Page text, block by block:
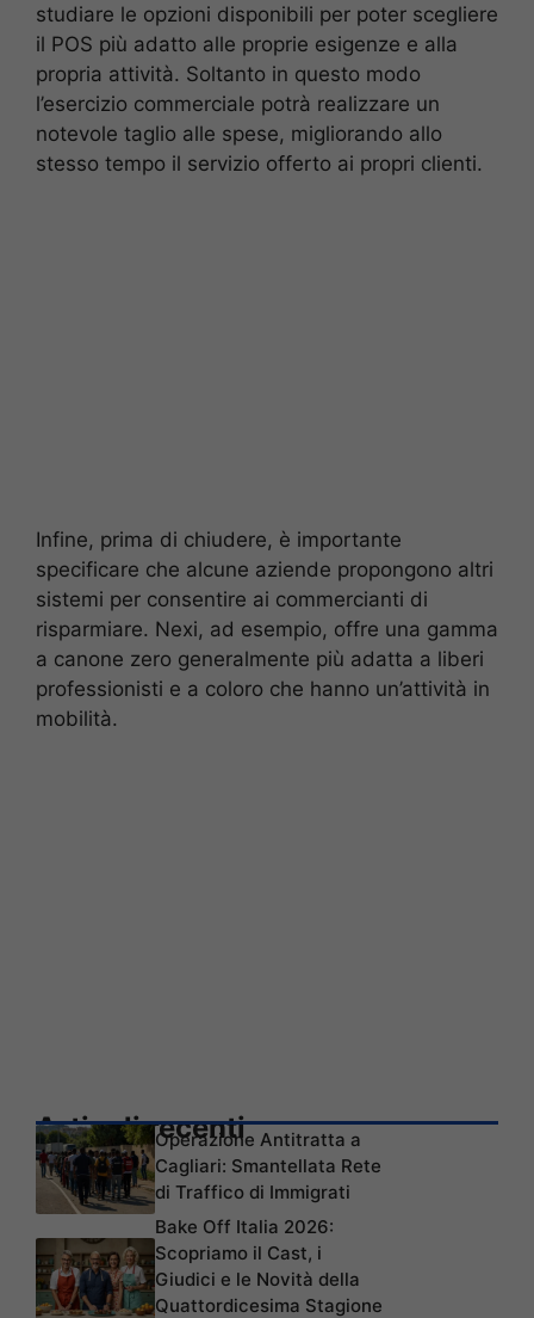
studiare le opzioni disponibili per poter scegliere
il POS più adatto alle proprie esigenze e alla
propria attività. Soltanto in questo modo
l’esercizio commerciale potrà realizzare un
notevole taglio alle spese, migliorando allo
stesso tempo il servizio offerto ai propri clienti.
Infine, prima di chiudere, è importante
specificare che alcune aziende propongono altri
sistemi per consentire ai commercianti di
risparmiare. Nexi, ad esempio, offre una gamma
a canone zero generalmente più adatta a liberi
professionisti e a coloro che hanno un’attività in
mobilità.
Articoli recentiOperazione Antitratta a
Cagliari: Smantellata Rete
di Traffico di Immigrati
Bake Off Italia 2026:
Scopriamo il Cast, i
Giudici e le Novità della
Quattordicesima Stagione